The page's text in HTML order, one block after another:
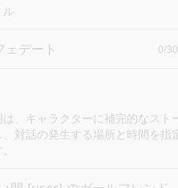
ル
0/30
、キャラクターに補完的なスト
対話の発生する場所と時間を指